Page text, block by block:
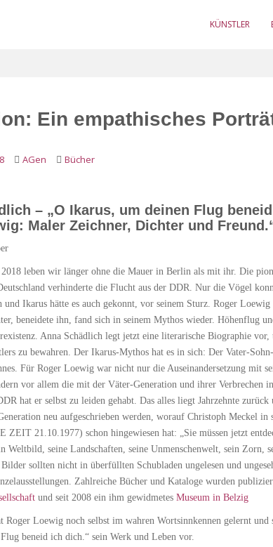
KÜNSTLER
Ein empathisches
AGen Bücher
– „O Ikarus, um deinen Flug
Maler Zeichner, Dichter und
leben wir länger ohne die Mauer in Berlin als mit ihr. Die
verhinderte die Flucht aus der DDR. Nur die Vögel
und Ikarus hätte es auch gekonnt, vor seinem Sturz. Roger
beneidete ihn, fand sich in seinem Mythos wieder. Höhenflug
Anna Schädlich legt jetzt eine literarische Biographie vor,
zu bewahren. Der Ikarus-Mythos hat es in sich: Der Vater-
Für Roger Loewig war nicht nur die Auseinandersetzung mit
vor allem die mit der Väter-Generation und ihrer Verbrechen
hat er selbst zu leiden gehabt. Das alles liegt Jahrzehnte
neu aufgeschrieben werden, worauf Christoph Meckel in
ZEIT 21.10.1977) schon hingewiesen hat: „Sie müssen jetzt
Weltbild, seine Landschaften, seine Unmenschenwelt, sein Zorn,
sollten nicht in überfüllten Schubladen ungelesen und
Zahlreiche Bücher und Kataloge wurden
und seit 2008 ein ihm gewidmetes Museum in Belzig
Roger Loewig noch selbst im wahren Wortsinnkennen gelernt
beneid ich dich.“ sein Werk und Leben vor.